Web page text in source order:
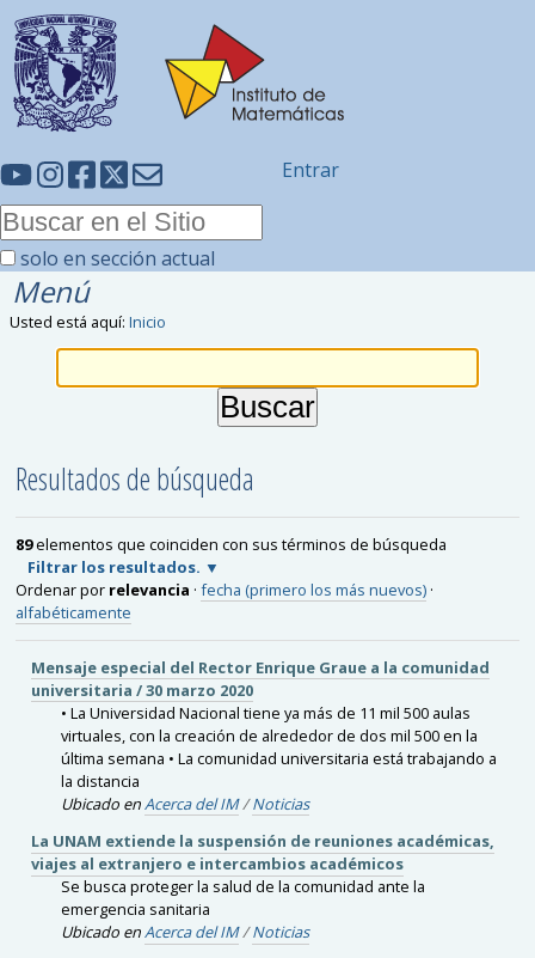
solo en sección actual
Entrar
Menú
Usted está aquí: Inicio
Resultados de búsqueda
89elementos que coinciden con sus términos de búsqueda
Filtrar los resultados.
Ordenar por relevancia · fecha (primero los más nuevos) ·
alfabéticamente
Mensaje especial del Rector Enrique Graue a la comunidad
universitaria / 30 marzo 2020
• La Universidad Nacional tiene ya más de 11 mil 500 aulas
virtuales, con la creación de alrededor de dos mil 500 en la
última semana • La comunidad universitaria está trabajando a
la distancia
Ubicado en Acerca del IM/Noticias
La UNAM extiende la suspensión de reuniones académicas,
viajes al extranjero e intercambios académicos
Se busca proteger la salud de la comunidad ante la
emergencia sanitaria
Ubicado enAcerca del IM/Noticias